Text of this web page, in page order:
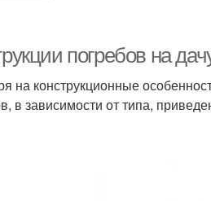
погребов на
на конструкционные
в зависимости от типа,